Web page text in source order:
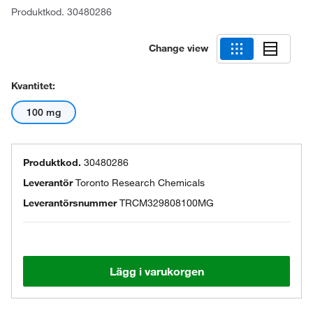
Produktkod. 30480286
Change view
Kvantitet:
100 mg
Produktkod. 30480286
LeverantörToronto Research Chemicals
Leverantörsnummer TRCM329808100MG
Lägg i varukorgen